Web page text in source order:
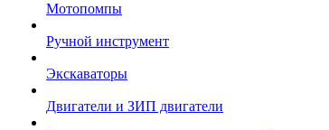
Мотопомпы
Ручной инструмент
Экскаваторы
Двигатели и ЗИП двигатели